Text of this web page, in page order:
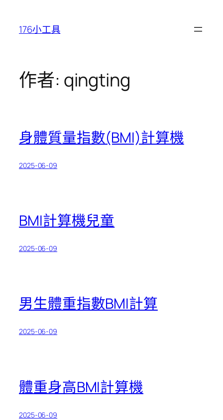
176小工具
作者: qingting
身體質量指數(BMI)計算機
2025-06-09
BMI計算機兒童
2025-06-09
男生體重指數BMI計算
2025-06-09
體重身高BMI計算機
2025-06-09